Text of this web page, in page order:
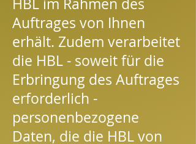
HBL im Rahmen des
Auftrages von Ihnen
erhält. Zudem verarbeitet
die HBL - soweit für die
Erbringung des Auftrages
erforderlich -
personenbezogene
Daten, die die HBL von